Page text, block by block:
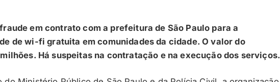
em contrato com a prefeitura de São Paulo para a
de wi-fi gratuita em comunidades da cidade. O valor do
Há suspeitas na contratação e na execução dos serviços.